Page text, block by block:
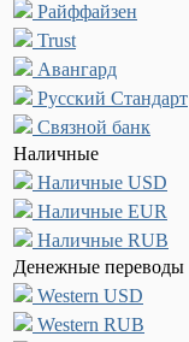
Райффайзен
Trust
Авангард
Русский Стандарт
Связной банк
Наличные
Наличные USD
Наличные EUR
Наличные RUB
Денежные переводы
Western USD
Western RUB